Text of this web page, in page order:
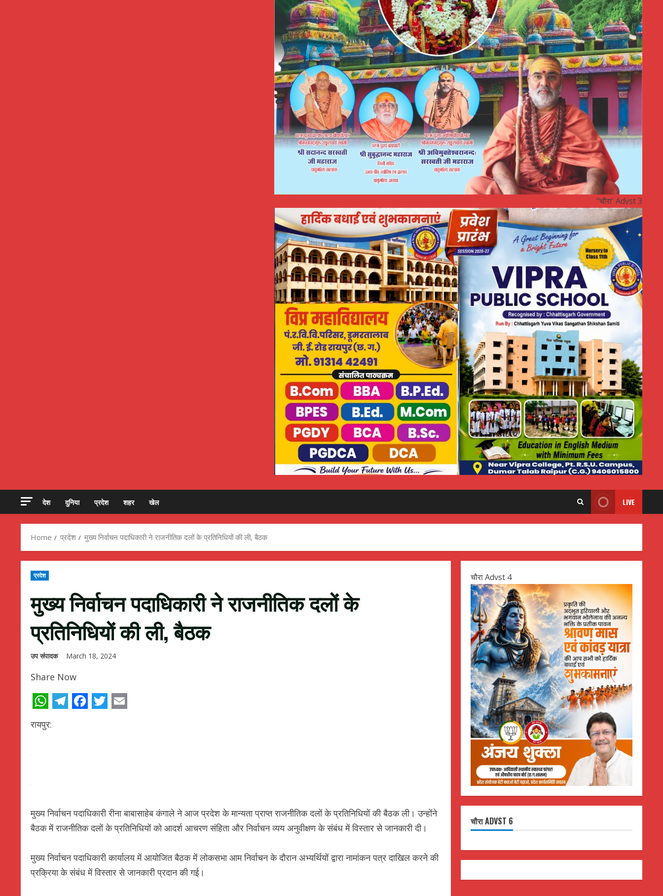
"चौरा' Advst 3
देश दुनिया प्रदेश शहर खेल LIVE
Home प्रदेश मुख्य निर्वाचन पदाधिकारी ने राजनीतिक दलों के प्रतिनिधियों की ली, बैठक
प्रदेश
मुख्य निर्वाचन पदाधिकारी ने राजनीतिक दलों के
प्रतिनिधियों की ली, बैठक
उप संपादक March 18, 2024
Share Now
WhatsApp
रायपुर:
मुख्य निर्वाचन पदाधिकारी रीना बाबासाहेब कंगाले ने आज प्रदेश के मान्यता प्राप्त राजनीतिक दलों के प्रतिनिधियों की बैठक ली। उन्होंने
बैठक में राजनीतिक दलों के प्रतिनिधियों को आदर्श आचरण संहिता और निर्वाचन व्यय अनुवीक्षण के संबंध में विस्तार से जानकारी दी।
मुख्य निर्वाचन पदाधिकारी कार्यालय में आयोजित बैठक में लोकसभा आम निर्वाचन के दौरान अभ्यर्थियों द्वारा नामांकन पत्र दाखिल करने की
प्रक्रिया के संबंध में विस्तार से जानकारी प्रदान की गई।
चौरा Advst 4
चौरा ADVST 6